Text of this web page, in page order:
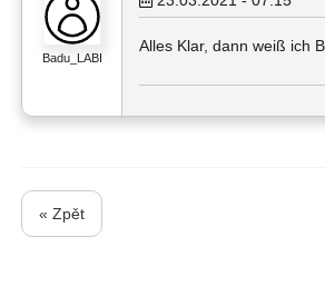
Badu_LABI
Alles Klar, dann weiß ich
« Zpět